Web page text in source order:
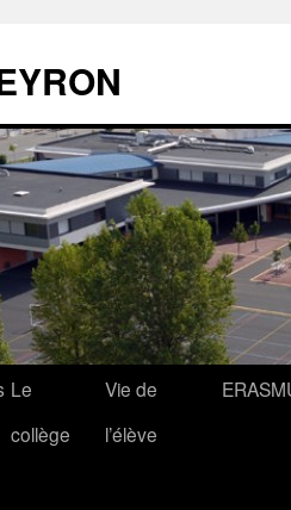
Le
collège
Vie de
l’élève